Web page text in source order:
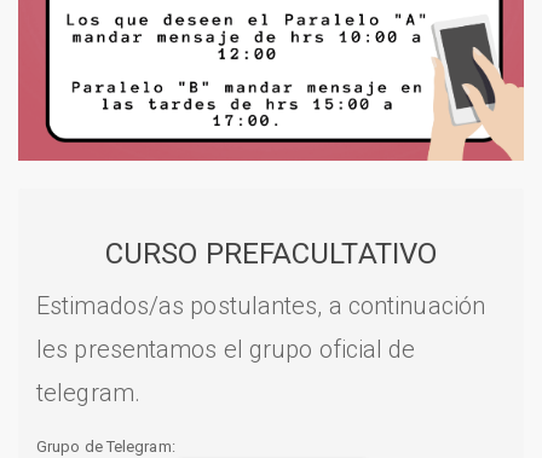
CURSO PREFACULTATIVO
Estimados/as postulantes, a continuación
les presentamos el grupo oficial de
telegram.
Grupo de Telegram: